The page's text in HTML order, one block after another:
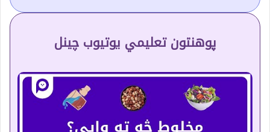
پوهنتون تعلیمي یوتیوب چینل